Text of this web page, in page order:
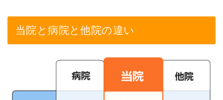
当院と病院と他院の違い